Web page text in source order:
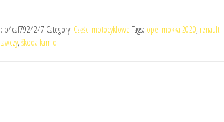
b4caf7924247 Category: Części motocyklowe Tags: opel mokka 2020, renault
, škoda kamiq